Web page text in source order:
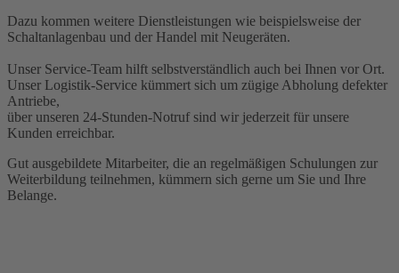
Dazu kommen weitere Dienstleistungen wie beispielsweise der
Schaltanlagenbau und der Handel mit Neugeräten.
Unser Service-Team hilft selbstverständlich auch bei Ihnen vor Ort.
Unser Logistik-Service kümmert sich um zügige Abholung defekter
Antriebe,
über unseren 24-Stunden-Notruf sind wir jederzeit für unsere
Kunden erreichbar.
Gut ausgebildete Mitarbeiter, die an regelmäßigen Schulungen zur
Weiterbildung teilnehmen, kümmern sich gerne um Sie und Ihre
Belange.